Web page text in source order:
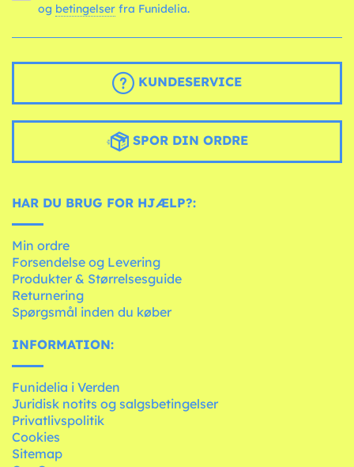
og betingelser fra Funidelia.
KUNDESERVICE
SPOR DIN ORDRE
HAR DU BRUG FOR HJÆLP?:
Min ordre
Forsendelse og Levering
Produkter & Størrelsesguide
Returnering
Spørgsmål inden du køber
INFORMATION:
Funidelia i Verden
Juridisk notits og salgsbetingelser
Privatlivspolitik
Cookies
Sitemap